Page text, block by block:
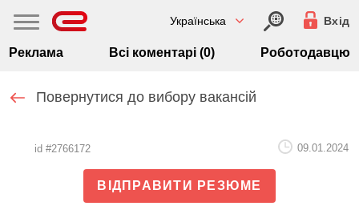
Українська Вхід
Реклама Всі коментарі (0) Роботодавцю
Повернутися до вибору вакансій
id #2766172 09.01.2024
ВІДПРАВИТИ РЕЗЮМЕ